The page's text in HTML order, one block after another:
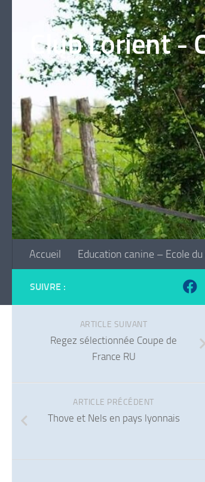
Skip to content
Club Lorient -
Accueil Education canine – Ecole
SUIVRE :
ARTICLE SUIVANT
Regez sélectionnée Coupe de
France RU
ARTICLE PRÉCÉDENT
Thove et Nels en pays lyonnais